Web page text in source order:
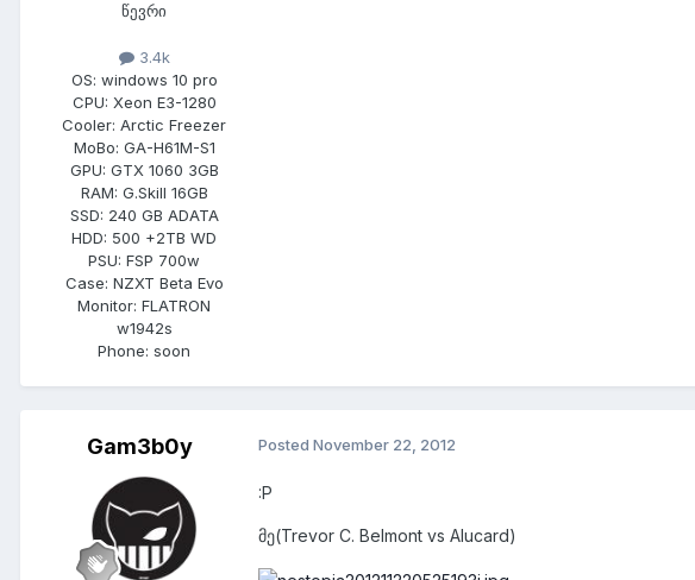
წევრი
3.4k
OS: windows 10 pro
CPU: Xeon E3-1280
Cooler: Arctic Freezer
MoBo: GA-H61M-S1
GPU: GTX 1060 3GB
RAM: G.Skill 16GB
SSD: 240 GB ADATA
HDD: 500 +2TB WD
PSU: FSP 700w
Case: NZXT Beta Evo
Monitor: FLATRON
w1942s
Phone: soon
Gam3b0y Posted November 22, 2012
:P
მე(Trevor C. Belmont vs Alucard)